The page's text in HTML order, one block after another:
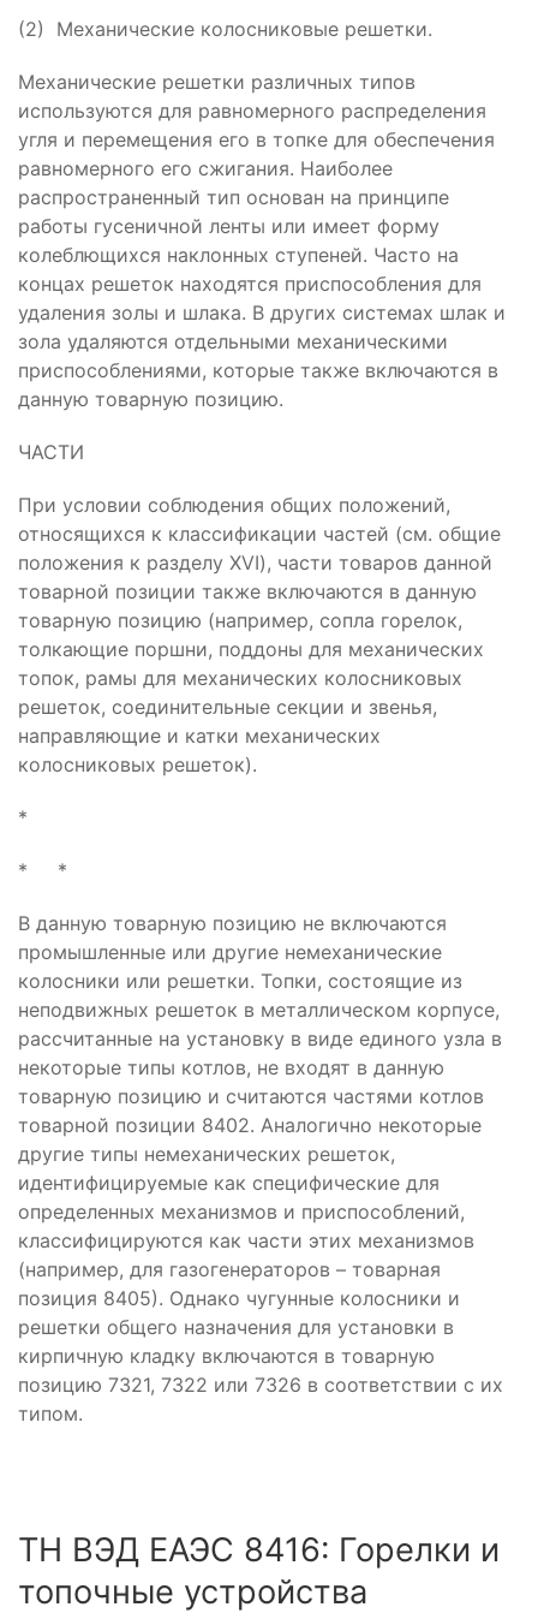
(2) Механические колосниковые решетки.
Механические решетки различных типов
используются для равномерного распределения
угля и перемещения его в топке для обеспечения
равномерного его сжигания. Наиболее
распространенный тип основан на принципе
работы гусеничной ленты или имеет форму
колеблющихся наклонных ступеней. Часто на
концах решеток находятся приспособления для
удаления золы и шлака. В других системах шлак и
зола удаляются отдельными механическими
приспособлениями, которые также включаются в
данную товарную позицию.
ЧАСТИ
При условии соблюдения общих положений,
относящихся к классификации частей (см. общие
положения к разделу XVI), части товаров данной
товарной позиции также включаются в данную
товарную позицию (например, сопла горелок,
толкающие поршни, поддоны для механических
топок, рамы для механических колосниковых
решеток, соединительные секции и звенья,
направляющие и катки механических
колосниковых решеток).
*
* *
В данную товарную позицию не включаются
промышленные или другие немеханические
колосники или решетки. Топки, состоящие из
неподвижных решеток в металлическом корпусе,
рассчитанные на установку в виде единого узла в
некоторые типы котлов, не входят в данную
товарную позицию и считаются частями котлов
товарной позиции 8402. Аналогично некоторые
другие типы немеханических решеток,
идентифицируемые как специфические для
определенных механизмов и приспособлений,
классифицируются как части этих механизмов
(например, для газогенераторов – товарная
позиция 8405). Однако чугунные колосники и
решетки общего назначения для установки в
кирпичную кладку включаются в товарную
позицию 7321, 7322 или 7326 в соответствии с их
типом.
ТН ВЭД ЕАЭС 8416: Горелки и
топочные устройства